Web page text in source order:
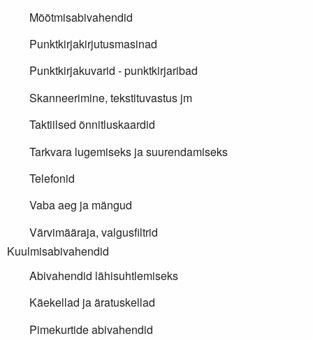
Mõõtmisabivahendid
Punktkirjakirjutusmasinad
Punktkirjakuvarid - punktkirjaribad
Skanneerimine, tekstituvastus jm
Taktiilsed õnnitluskaardid
Tarkvara lugemiseks ja suurendamiseks
Telefonid
Vaba aeg ja mängud
Värvimääraja, valgusfiltrid
Kuulmisabivahendid
Abivahendid lähisuhtlemiseks
Käekellad ja äratuskellad
Pimekurtide abivahendid